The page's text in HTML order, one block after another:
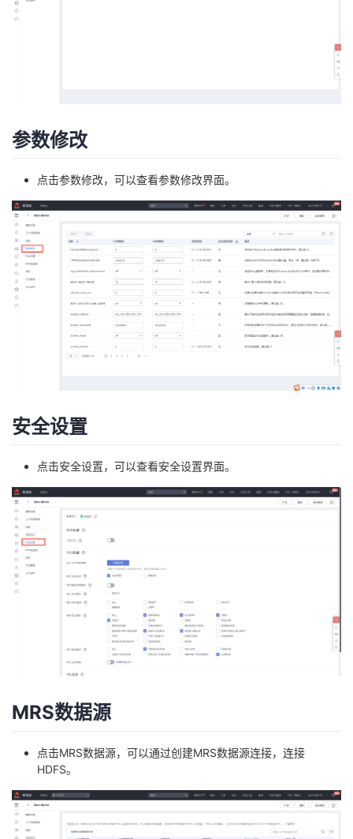
参数修改
点击参数修改，可以查看参数修改界面。
安全设置
点击安全设置，可以查看安全设置界面。
MRS数据源
点击MRS数据源，可以通过创建MRS数据源连接，连接
HDFS。